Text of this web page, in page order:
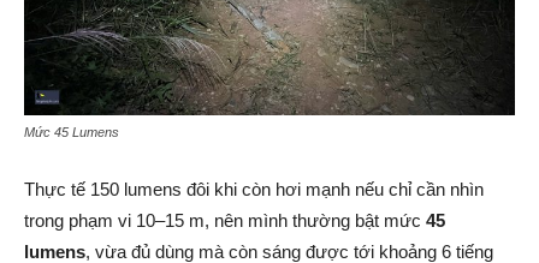
Mức 45 Lumens
Thực tế 150 lumens đôi khi còn hơi mạnh nếu chỉ cần nhìn
trong phạm vi 10–15 m, nên mình thường bật mức 45
lumens, vừa đủ dùng mà còn sáng được tới khoảng 6 tiếng